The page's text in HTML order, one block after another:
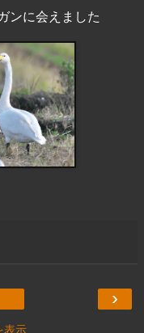
ンに会えました
›
表示